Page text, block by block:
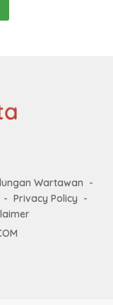
Wartawan
Privacy Policy